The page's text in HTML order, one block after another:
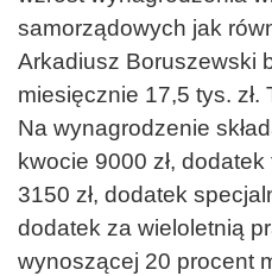
samorządowych jak
Arkadiusz Boruszewski
miesięcznie 17,5 tys. zł.
Na wynagrodzenie
kwocie 9000 zł,
3150 zł, dodatek
dodatek za wieloletnią
wynoszącej 20 procent